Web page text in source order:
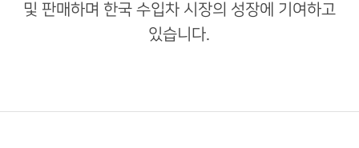
및 판매하며 한국 수입차 시장의 성장에 기여하고
있습니다.